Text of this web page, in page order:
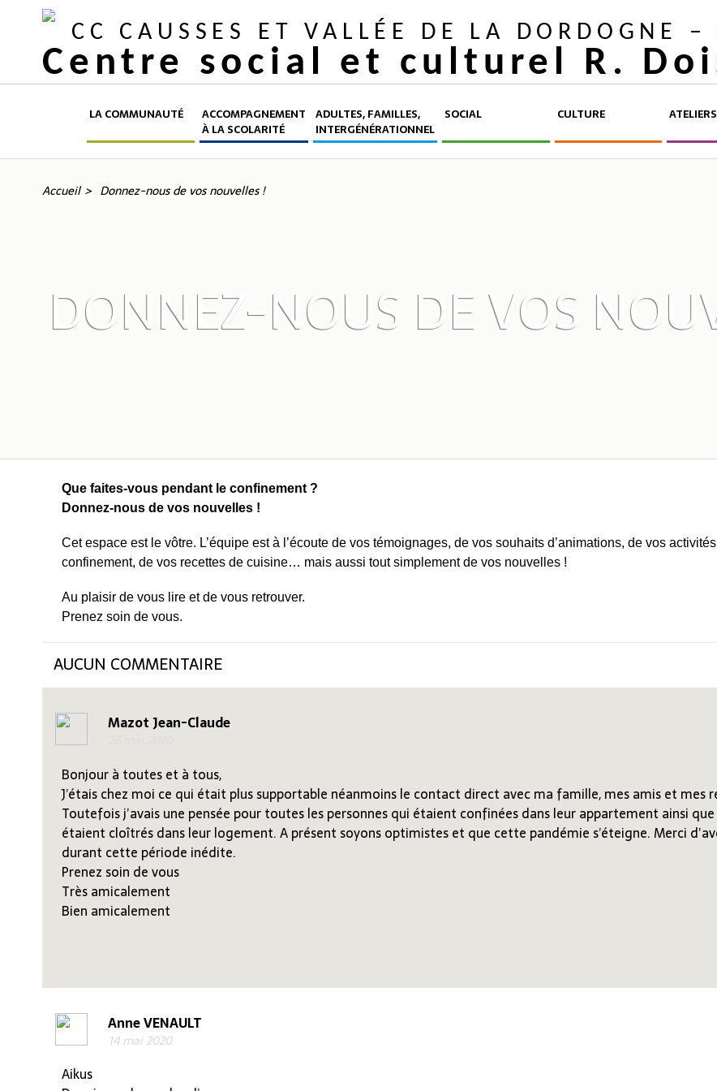
CC CAUSSES ET VALLÉE DE LA DORDOGNE –
Centre social et culturel R.
LA COMMUNAUTÉ
ACCOMPAGNEMENT
À LA SCOLARITÉ
ADULTES, FAMILLES,
INTERGÉNÉRATIONNEL
SOCIAL CULTURE ATELIERS
Accueil Donnez-nous de vos nouvelles !
DONNEZ-NOUS DE VOS
Que faites-vous pendant le confinement ?
Donnez-nous de vos nouvelles !
Cet espace est le vôtre. L’équipe est à l’écoute de vos témoignages, de vos souhaits d’animations, de vos
confinement, de vos recettes de cuisine… mais aussi tout simplement de vos nouvelles !
Au plaisir de vous lire et de vous retrouver.
Prenez soin de vous.
AUCUN COMMENTAIRE
Mazot Jean-Claude
Bonjour à toutes et à tous,
J’étais chez moi ce qui était plus supportable néanmoins le contact direct avec ma famille, mes amis et mes
Toutefois j’avais une pensée pour toutes les personnes qui étaient confinées dans leur appartement ainsi
étaient cloîtrés dans leur logement. A présent soyons optimistes et que cette pandémie s’éteigne. Merci
durant cette période inédite.
Prenez soin de vous
Très amicalement
Bien amicalement
Anne VENAULT
14 mai 2020
Aikus